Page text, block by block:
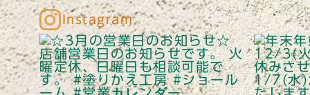
Instagram